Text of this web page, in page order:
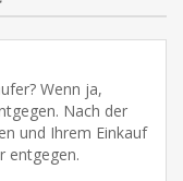
Wenn ja,
Nach der
und Ihrem Einkauf
entgegen.